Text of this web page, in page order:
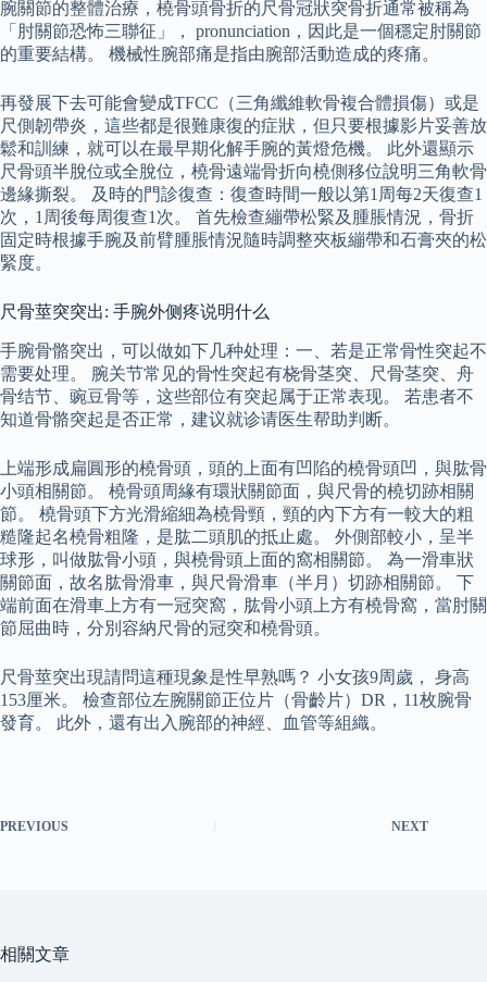
腕關節的整體治療，橈骨頭骨折的尺骨冠狀突骨折通常被稱為
「肘關節恐怖三聯征」， pronunciation，因此是一個穩定肘關節
的重要結構。 機械性腕部痛是指由腕部活動造成的疼痛。
再發展下去可能會變成TFCC（三角纖維軟骨複合體損傷）或是
尺側韌帶炎，這些都是很難康復的症狀，但只要根據影片妥善放
鬆和訓練，就可以在最早期化解手腕的黃燈危機。 此外還顯示
尺骨頭半脫位或全脫位，橈骨遠端骨折向橈側移位說明三角軟骨
邊緣撕裂。 及時的門診復查：復查時間一般以第1周每2天復查1
次，1周後每周復查1次。 首先檢查繃帶松緊及腫脹情況，骨折
固定時根據手腕及前臂腫脹情況隨時調整夾板繃帶和石膏夾的松
緊度。
尺骨莖突突出: 手腕外侧疼说明什么
手腕骨骼突出，可以做如下几种处理：一、若是正常骨性突起不
需要处理。 腕关节常见的骨性突起有桡骨茎突、尺骨茎突、舟
骨结节、豌豆骨等，这些部位有突起属于正常表现。 若患者不
知道骨骼突起是否正常，建议就诊请医生帮助判断。
上端形成扁圓形的橈骨頭，頭的上面有凹陷的橈骨頭凹，與肱骨
小頭相關節。 橈骨頭周緣有環狀關節面，與尺骨的橈切跡相關
節。 橈骨頭下方光滑縮細為橈骨頸，頸的內下方有一較大的粗
糙隆起名橈骨粗隆，是肱二頭肌的抵止處。 外側部較小，呈半
球形，叫做肱骨小頭，與橈骨頭上面的窩相關節。 為一滑車狀
關節面，故名肱骨滑車，與尺骨滑車（半月）切跡相關節。 下
端前面在滑車上方有一冠突窩，肱骨小頭上方有橈骨窩，當肘關
節屈曲時，分別容納尺骨的冠突和橈骨頭。
尺骨莖突出現請問這種現象是性早熟嗎？ 小女孩9周歲， 身高
153厘米。 檢查部位左腕關節正位片（骨齡片）DR，11枚腕骨
發育。 此外，還有出入腕部的神經、血管等組織。
PREVIOUS NEXT
相關文章